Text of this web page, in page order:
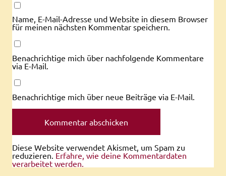
Name, E-Mail-Adresse und Website in diesem Browser
für meinen nächsten Kommentar speichern.
Benachrichtige mich über nachfolgende Kommentare
via E-Mail.
Benachrichtige mich über neue Beiträge via E-Mail.
Diese Website verwendet Akismet, um Spam zu
reduzieren. Erfahre, wie deine Kommentardaten
verarbeitet werden.